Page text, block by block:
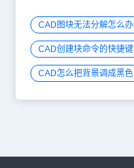
CAD图块无法分解怎么办
CAD创建块命令的快捷键
CAD怎么把背景调成黑色